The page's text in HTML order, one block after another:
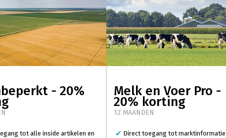
- 20%
tot alle inside artikelen en
Melk en Voer Pro -
20% korting
12 MAANDEN
Direct toegang tot